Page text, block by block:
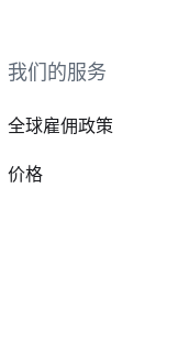
我们的服务
全球雇佣政策
价格